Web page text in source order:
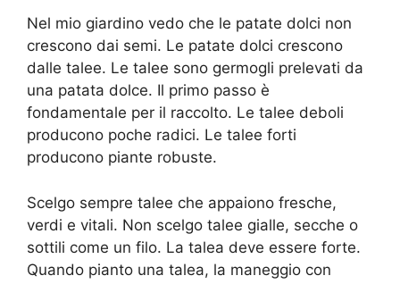
Nel mio giardino vedo che le patate dolci non
crescono dai semi. Le patate dolci crescono
dalle talee. Le talee sono germogli prelevati da
una patata dolce. Il primo passo è
fondamentale per il raccolto. Le talee deboli
producono poche radici. Le talee forti
producono piante robuste.
Scelgo sempre talee che appaiono fresche,
verdi e vitali. Non scelgo talee gialle, secche o
sottili come un filo. La talea deve essere forte.
Quando pianto una talea, la maneggio con